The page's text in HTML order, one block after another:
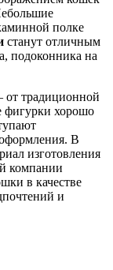
полке
станут отличным
подоконника на
от традиционной
фигурки хорошо
В
изготовления
компании
в качестве
и